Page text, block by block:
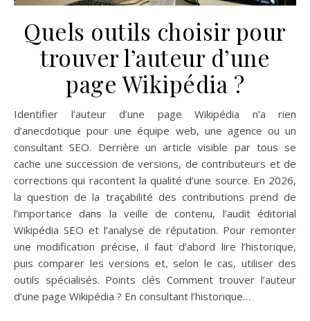
Quels outils choisir pour
trouver l’auteur d’une
page Wikipédia ?
Identifier l’auteur d’une page Wikipédia n’a rien
d’anecdotique pour une équipe web, une agence ou un
consultant SEO. Derrière un article visible par tous se
cache une succession de versions, de contributeurs et de
corrections qui racontent la qualité d’une source. En 2026,
la question de la traçabilité des contributions prend de
l’importance dans la veille de contenu, l’audit éditorial
Wikipédia SEO et l’analyse de réputation. Pour remonter
une modification précise, il faut d’abord lire l’historique,
puis comparer les versions et, selon le cas, utiliser des
outils spécialisés. Points clés Comment trouver l’auteur
d’une page Wikipédia ? En consultant l’historique…